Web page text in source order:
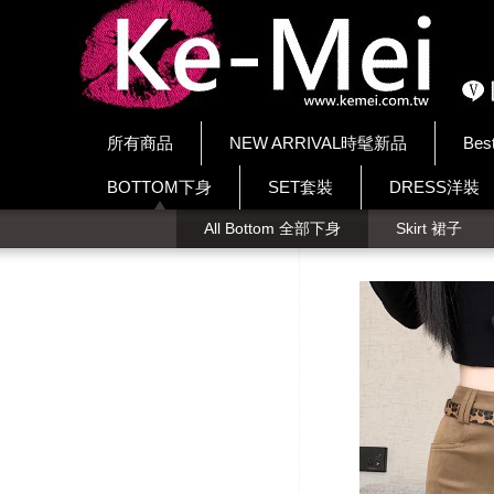
所有商品 NEW ARRIVAL時髦新品
BOTTOM下身 SET套裝 DRESS洋裝
All Bottom 全部下身 Skirt 裙子